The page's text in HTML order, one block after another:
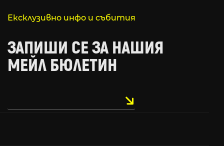
Ексклузивно инфо и събития
ЗАПИШИ СЕ ЗА НАШИЯ
МЕЙЛ БЮЛЕТИН